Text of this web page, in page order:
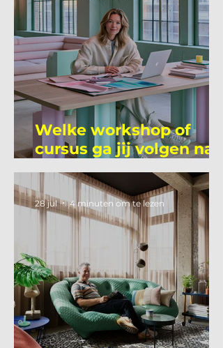
Welke workshop of
cursus ga jij volgen na
je vakantie?
28 jul 4 minuten om te lezen